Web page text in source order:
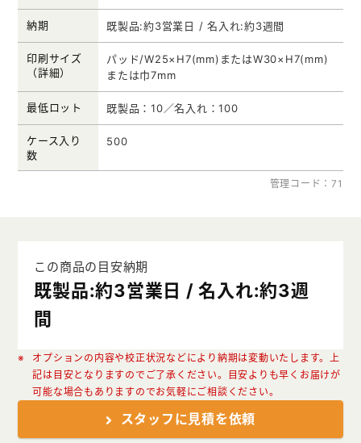
納期 既製品:約3営業日 / 名入れ:約3週間
印刷サイズ
（詳細）
パッド/W25×H7(mm)またはW30×H7(mm)
または巾7mm
最低ロット 既製品：10／名入れ：100
ケース入り
数
500
管理コード：71
この商品の目安納期
既製品:約3営業日 / 名入れ:約3週
間
オプションの内容や校正状況などにより納期は変動いたします。上
記は目安となりますのでご了承ください。目安よりも早くお届けが
可能な場合もありますのでお気軽にご相談ください。
スタッフに見積を依頼